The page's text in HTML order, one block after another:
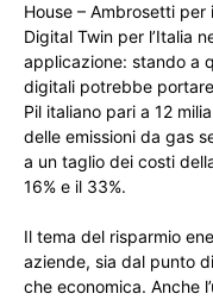
House – Ambrosetti
Digital Twin per l’Italia
applicazione: stando a
digitali potrebbe
Pil italiano pari a 12
delle emissioni da gas
a un taglio dei costi
16% e il 33%.
Il tema del risparmio
aziende, sia dal punto
che economica. Anche